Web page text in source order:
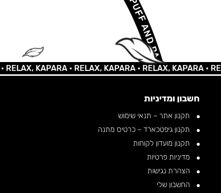
KAPARA •RELAX, KAPARA •RELAX, KAPARA •RELAX,
חשבון ומדיניות
תקנון אתר – תנאי שימוש
תקנון גיפטכארד – כרטיס מתנה
תקנון מועדון לקוחות
מדיניות פרטיות
הצהרת נגישות
החשבון שלי